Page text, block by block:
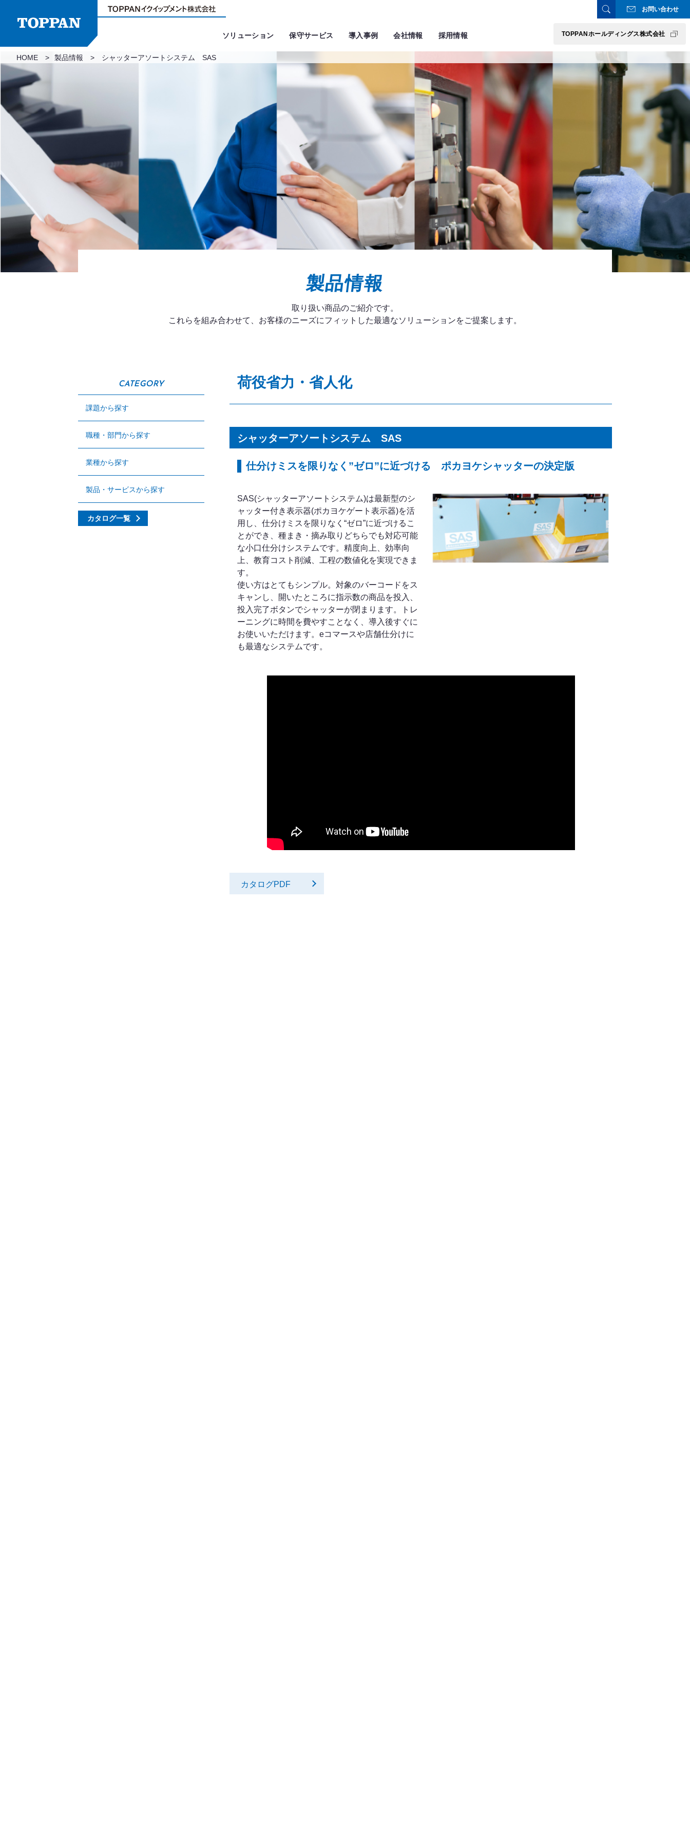
お問い合わせ
TOPPANホールディングス株式会社
ソリューション 保守サービス 導入事例 会社情報 採用情報
HOME 製品情報 シャッターアソートシステム SAS
製品情報
取り扱い商品のご紹介です。
これらを組み合わせて、お客様のニーズにフィットした最適なソリューションをご提案します。
CATEGORY
課題から探す
職種・部門から探す
業種から探す
製品・サービスから探す
カタログ一覧
荷役省力・省人化
シャッターアソートシステム SAS
仕分けミスを限りなく”ゼロ”に近づける ポカヨケシャッターの決定版
SAS(シャッターアソートシステム)は最新型のシ
ャッター付き表示器(ポカヨケゲート表示器)を活
用し、仕分けミスを限りなく“ゼロ”に近づけるこ
とができ、種まき・摘み取りどちらでも対応可能
な小口仕分けシステムです。精度向上、効率向
上、教育コスト削減、工程の数値化を実現できま
す。
使い方はとてもシンプル。対象のバーコードをス
キャンし、開いたところに指示数の商品を投入、
投入完了ボタンでシャッターが閉まります。トレ
ーニングに時間を費やすことなく、導入後すぐに
お使いいただけます。eコマースや店舗仕分けに
も最適なシステムです。
カタログPDF